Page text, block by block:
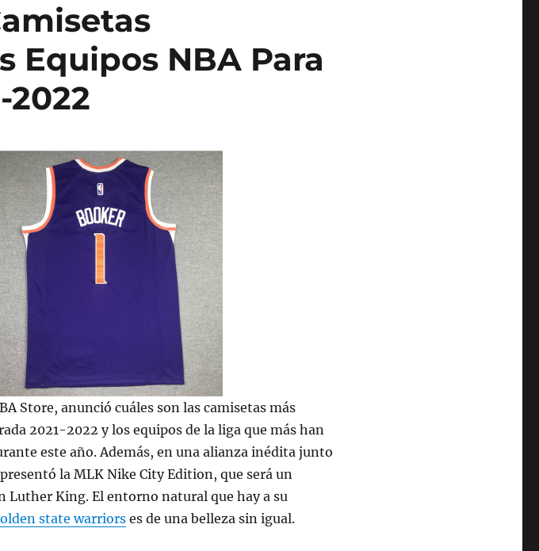
Equipos NBA Para
2022
Store, anunció cuáles son las camisetas más
2021-2022 y los equipos de la liga que más han
este año. Además, en una alianza inédita junto
presentó la MLK Nike City Edition, que será un
Luther King. El entorno natural que hay a su
state warriorses de una belleza sin igual.